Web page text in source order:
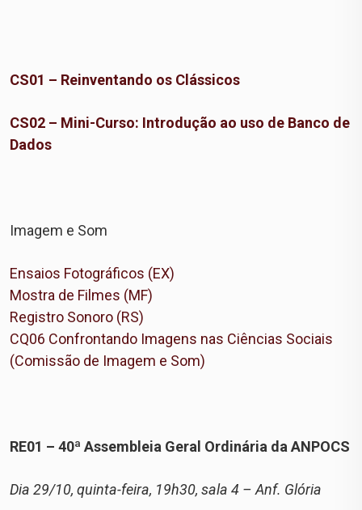
CS01 – Reinventando os Clássicos
CS02 – Mini-Curso: Introdução ao uso de Banco de
Dados
Imagem e Som
Ensaios Fotográficos (EX)
Mostra de Filmes (MF)
Registro Sonoro (RS)
CQ06 Confrontando Imagens nas Ciências Sociais
(Comissão de Imagem e Som)
RE01 – 40ª Assembleia Geral Ordinária da ANPOCS
Dia 29/10, quinta-feira, 19h30, sala 4 – Anf. Glória